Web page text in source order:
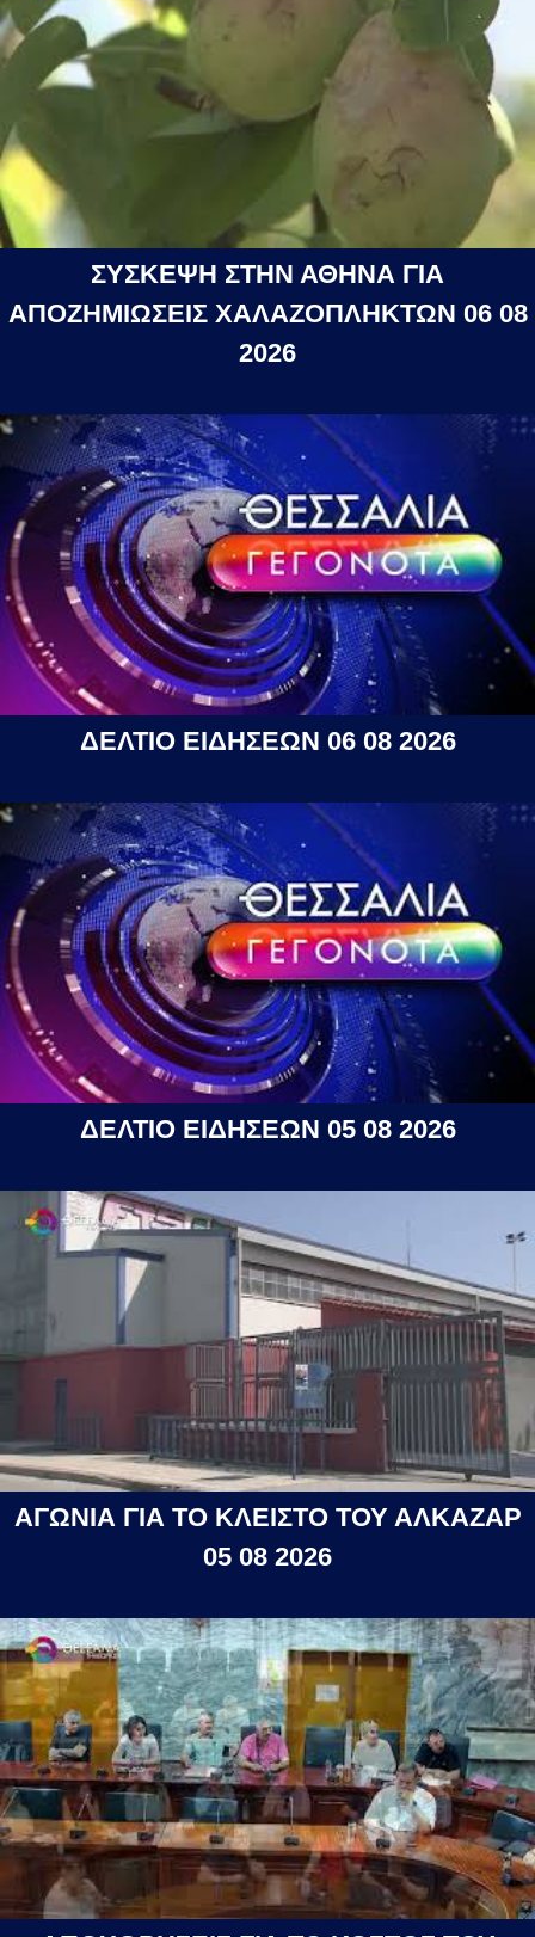
ΣΥΣΚΕΨΗ ΣΤΗΝ ΑΘΗΝΑ ΓΙΑ
ΑΠΟΖΗΜΙΩΣΕΙΣ ΧΑΛΑΖΟΠΛΗΚΤΩΝ 06 08
2026
ΔΕΛΤΙΟ ΕΙΔΗΣΕΩΝ 06 08 2026
ΔΕΛΤΙΟ ΕΙΔΗΣΕΩΝ 05 08 2026
ΑΓΩΝΙΑ ΓΙΑ ΤΟ ΚΛΕΙΣΤΟ ΤΟΥ ΑΛΚΑΖΑΡ
05 08 2026